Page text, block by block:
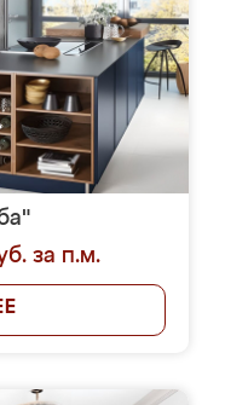
за п.м.